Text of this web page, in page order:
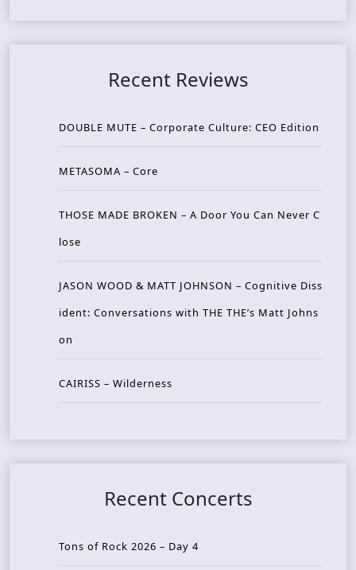
Recent Reviews
DOUBLE MUTE – Corporate Culture: CEO Edition
METASOMA – Core
THOSE MADE BROKEN – A Door You Can Never C
lose
JASON WOOD & MATT JOHNSON – Cognitive Diss
ident: Conversations with THE THE’s Matt Johns
on
CAIRISS – Wilderness
Recent Concerts
Tons of Rock 2026 – Day 4